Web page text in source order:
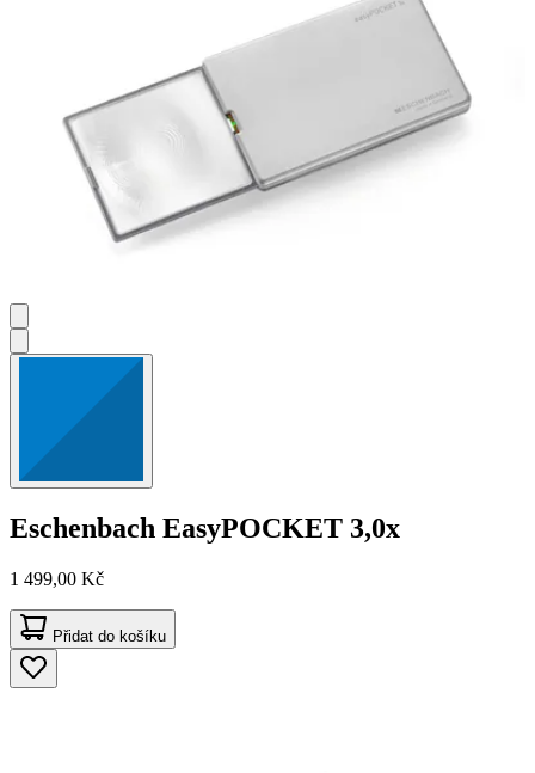
Eschenbach EasyPOCKET 3,0x
1 499,00 Kč
Přidat do košíku